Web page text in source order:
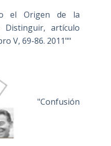
el Origen de la
Distinguir, artículo
V, 69-86. 2011""
"Confusión